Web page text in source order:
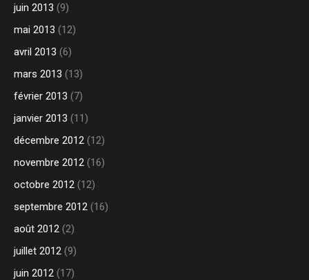
juin 2013 (9)
mai 2013 (12)
avril 2013 (6)
mars 2013 (13)
février 2013 (7)
janvier 2013 (11)
décembre 2012 (12)
novembre 2012 (16)
octobre 2012 (12)
septembre 2012 (16)
août 2012 (2)
juillet 2012 (9)
juin 2012 (17)